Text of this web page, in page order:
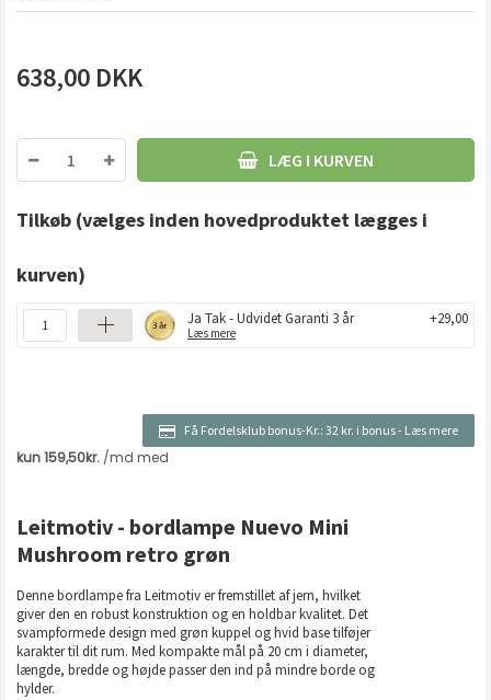
638,00 DKK
LÆG I KURVEN
Tilkøb (vælges inden hovedproduktet lægges i
kurven)
Ja Tak - Udvidet Garanti 3 år
Læs mere
+29,00
Få Fordelsklub bonus-Kr.: 32 kr. i bonus- Læs mere
Leitmotiv - bordlampe Nuevo Mini
Mushroom retro grøn
Denne bordlampe fra Leitmotiv er fremstillet af jern, hvilket
giver den en robust konstruktion og en holdbar kvalitet. Det
svampformede design med grøn kuppel og hvid base tilføjer
karakter til dit rum. Med kompakte mål på 20 cm i diameter,
længde, bredde og højde passer den ind på mindre borde og
hylder.